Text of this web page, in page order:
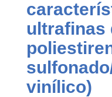
ultrafinas
vinílico)